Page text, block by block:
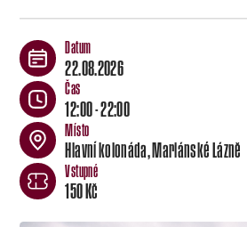
22.08.2026
12:00 - 22:00
Hlavní kolonáda, Mariánské Lázně
150 Kč